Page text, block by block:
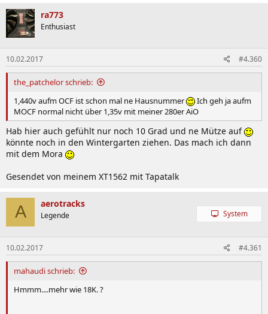
ra773
Enthusiast
10.02.2017 #4.360
the_patchelor schrieb:
1,440v aufm OCF ist schon mal ne Hausnummer
Ich geh ja aufm
MOCF normal nicht über 1,35v mit meiner 280er AiO
Hab hier auch gefühlt nur noch 10 Grad und ne Mütze auf
könnte noch in den Wintergarten ziehen. Das mach ich dann
mit dem Mora
Gesendet von meinem XT1562 mit Tapatalk
A aerotracks
Legende System
10.02.2017 #4.361
mahaudi schrieb:
Hmmm....mehr wie 18K. ?